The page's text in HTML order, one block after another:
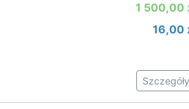
1 500,00
16,00
Szczegóły